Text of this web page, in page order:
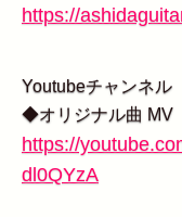
https://
Youtubeチャンネル
◆オリジナル曲 MV
https://
dl0QYzA